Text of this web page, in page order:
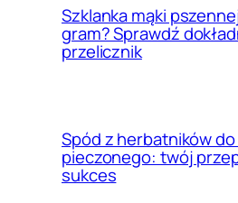
Szklanka mąki
gram? Sprawdź
przelicznik
Spód z herbatników
pieczonego: twój
sukces